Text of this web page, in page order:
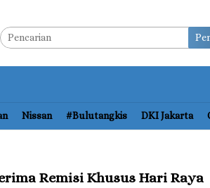
Nissan #bulutangkis DKI Jakarta
Remisi Khusus Hari Raya